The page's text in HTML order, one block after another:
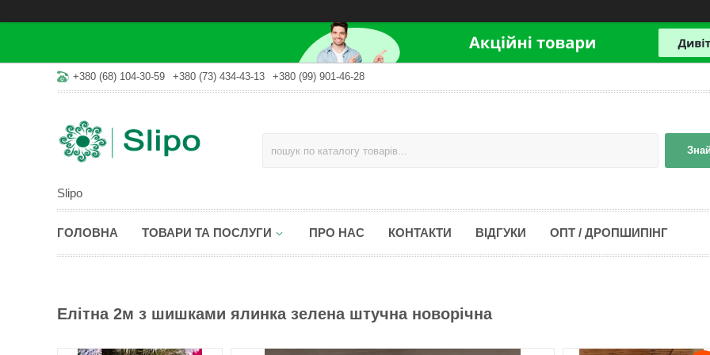
+380 (68) 104-30-59 +380 (73) 434-43-13 +380 (99) 901-46-28
Slipo
ГОЛОВНА ТОВАРИ ТА ПОСЛУГИ ПРО НАС КОНТАКТИ ВІДГУКИ ОПТ / ДРОПШИПІНГ
Елітна 2м з шишками ялинка зелена штучна новорічна